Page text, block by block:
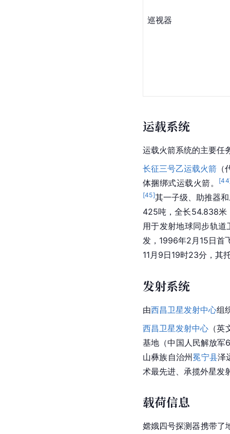
巡视器
运载系统
运载火箭系统的主要任
长征三号乙运载火箭
体捆绑式运载火箭。
[44
[45]其一子级、助推器
425吨，全长54.838米
用于发射地球同步轨
发，1996年2月15日首
11月9日19时23分，其
发射系统
由西昌卫星发射中心组
西昌卫星发射中心 （
基地（中国人民解放军
山彝族自治州冕宁县泽
术最先进、承揽外星发
载荷信息
嫦娥四号探测器携带了